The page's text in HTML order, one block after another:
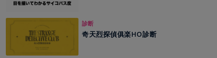
診断
奇天烈探偵俱楽HO診断